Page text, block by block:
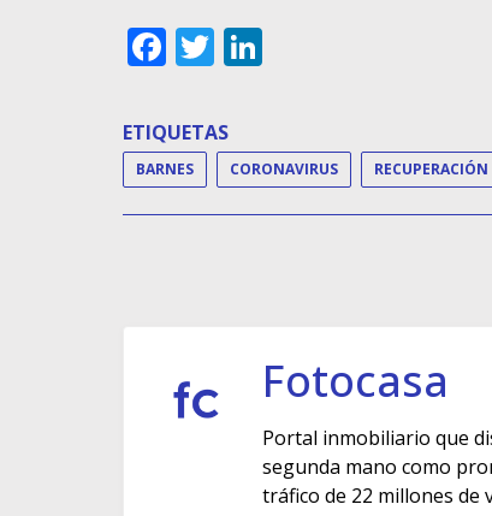
Facebook
Twitter
ETIQUETAS
BARNES CORONAVIRUS RECUPERACIÓN
Fotocasa
Portal inmobiliario que
segunda mano como
tráfico de 22 millones de